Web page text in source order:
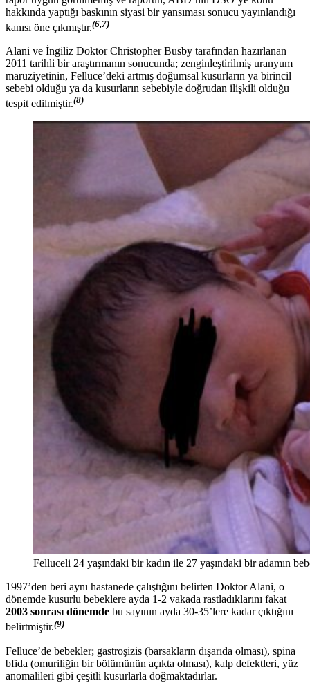
hakkında yaptığı baskının siyasi bir yansıması sonucu yayınlandığı
kanısı öne çıkmıştır.(6,7)
Alani ve İngiliz Doktor Christopher Busby tarafından hazırlanan
2011 tarihli bir araştırmanın sonucunda; zenginleştirilmiş uranyum
maruziyetinin, Felluce’deki artmış doğumsal kusurların ya birincil
sebebi olduğu ya da kusurların sebebiyle doğrudan ilişkili olduğu
tespit edilmiştir.(8)
Felluceli 24 yaşındaki bir kadın ile 27 yaşındaki bir adamın
1997’den beri aynı hastanede çalıştığını belirten Doktor Alani, o
dönemde kusurlu bebeklere ayda 1-2 vakada rastladıklarını fakat
2003 sonrası dönemde bu sayının ayda 30-35’lere kadar çıktığını
belirtmiştir.(9)
Felluce’de bebekler; gastroşizis (barsakların dışarıda olması), spina
bfida (omuriliğin bir bölümünün açıkta olması), kalp defektleri, yüz
anomalileri gibi çeşitli kusurlarla doğmaktadırlar.